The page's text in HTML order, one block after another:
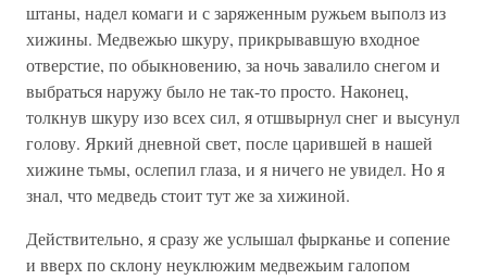
штаны, надел комаги и с заряженным ружьем выполз из
хижины. Медвежью шкуру, прикрывавшую входное
отверстие, по обыкновению, за ночь завалило снегом и
выбраться наружу было не так-то просто. Наконец,
толкнув шкуру изо всех сил, я отшвырнул снег и высунул
голову. Яркий дневной свет, после царившей в нашей
хижине тьмы, ослепил глаза, и я ничего не увидел. Но я
знал, что медведь стоит тут же за хижиной.
Действительно, я сразу же услышал фырканье и сопение
и вверх по склону неуклюжим медвежьим галопом